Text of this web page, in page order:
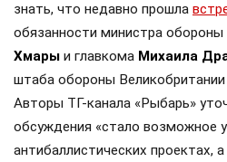
знать, что недавно прошла
обязанности министра обороны
Хмары и главкома Михаила
штаба обороны Великобритании
Авторы ТГ-канала «Рыбарь»
обсуждения «стало возможное
антибаллистических проектах,